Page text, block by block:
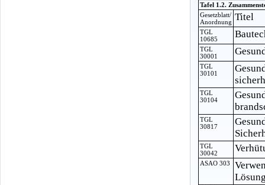
Tafel 1.2.
Gesetzblatt/
Anordnung Titel
TGL
10685
TGL
30001
TGL
30101
TGL
30104
TGL
30817
TGL
30042
ASAO 303